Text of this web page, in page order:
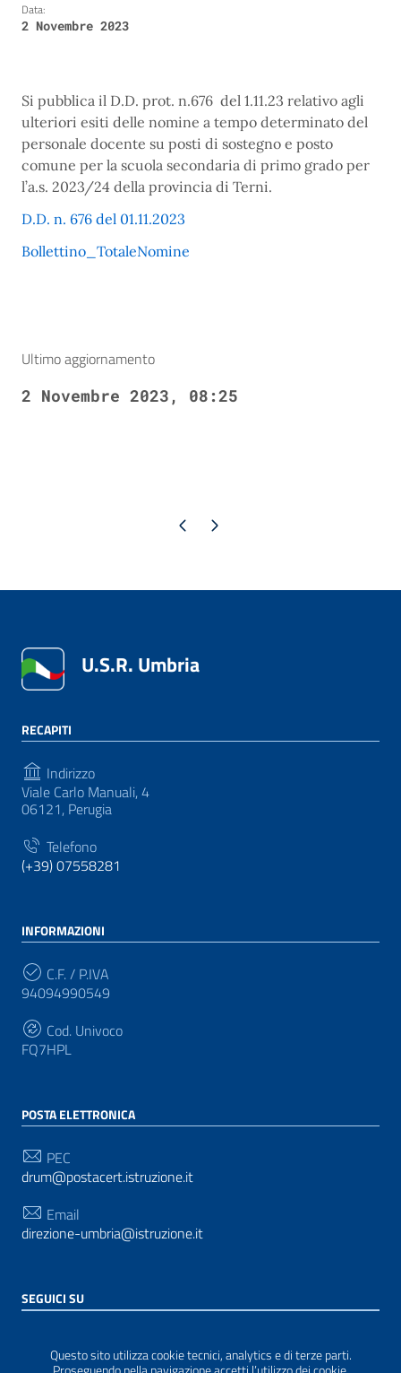
Questo sito utilizza cookie tecnici, analytics e di terze parti.
Data:
2 Novembre 2023
Si pubblica il D.D. prot. n.676 del 1.11.23 relativo agli
ulteriori esiti delle nomine a tempo determinato del
personale docente su posti di sostegno e posto
comune per la scuola secondaria di primo grado per
l’a.s. 2023/24 della provincia di Terni.
D.D. n. 676 del 01.11.2023
Bollettino_TotaleNomine
Ultimo aggiornamento
2 Novembre 2023, 08:25
Pagina precedente
Pagina successiva
U.S.R. Umbria
RECAPITI
Indirizzo
Viale Carlo Manuali, 4
06121, Perugia
Telefono
(+39) 07558281
INFORMAZIONI
C.F. / P.IVA
94094990549
Cod. Univoco
FQ7HPL
POSTA ELETTRONICA
PEC
drum@postacert.istruzione.it
Email
direzione-umbria@istruzione.it
SEGUICI SU
WordPress
|Tema grafico ItaliaWP2 | Basato sul